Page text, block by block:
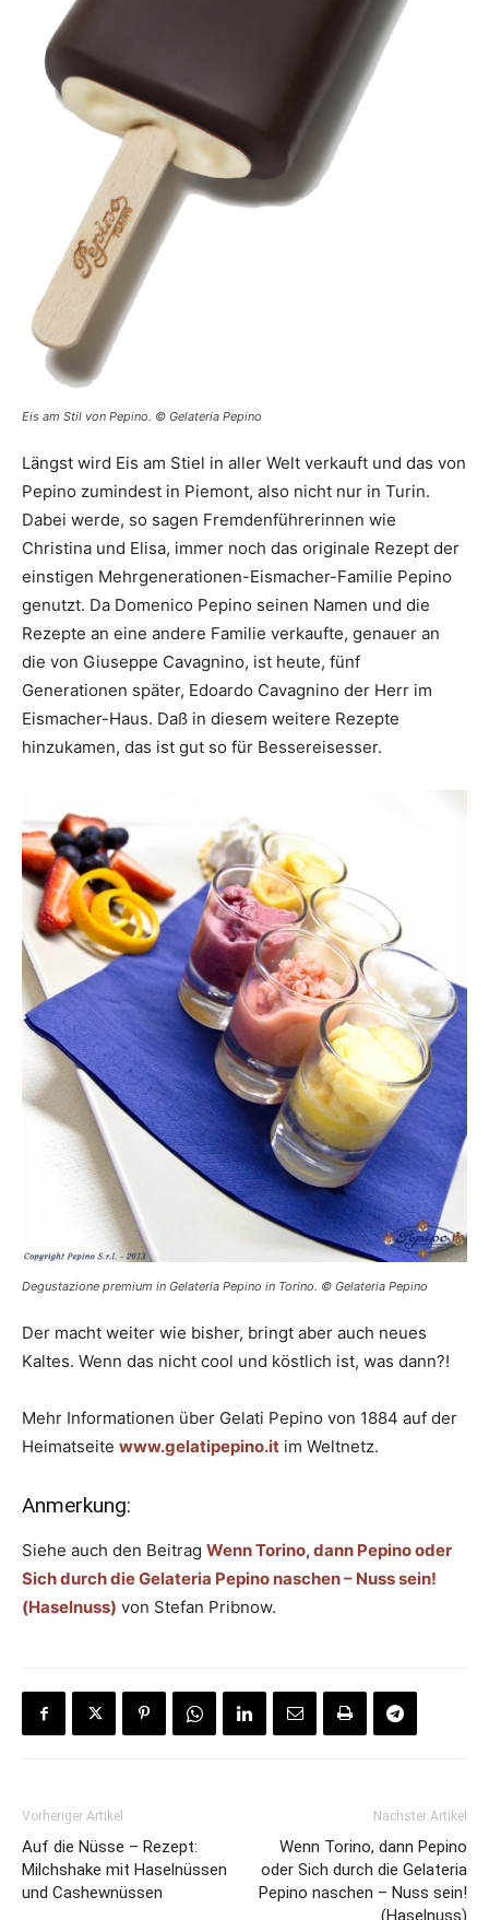
Eis am Stil von Pepino. © Gelateria Pepino
Längst wird Eis am Stiel in aller Welt verkauft und das von
Pepino zumindest in Piemont, also nicht nur in Turin.
Dabei werde, so sagen Fremdenführerinnen wie
Christina und Elisa, immer noch das originale Rezept der
einstigen Mehrgenerationen-Eismacher-Familie Pepino
genutzt. Da Domenico Pepino seinen Namen und die
Rezepte an eine andere Familie verkaufte, genauer an
die von Giuseppe Cavagnino, ist heute, fünf
Generationen später, Edoardo Cavagnino der Herr im
Eismacher-Haus. Daß in diesem weitere Rezepte
hinzukamen, das ist gut so für Bessereisesser.
Degustazione premium in Gelateria Pepino in Torino. © Gelateria Pepino
Der macht weiter wie bisher, bringt aber auch neues
Kaltes. Wenn das nicht cool und köstlich ist, was dann?!
Mehr Informationen über Gelati Pepino von 1884 auf der
Heimatseite www.gelatipepino.it im Weltnetz.
Anmerkung:
Siehe auch den Beitrag Wenn Torino, dann Pepino oder
Sich durch die Gelateria Pepino naschen – Nuss sein!
(Haselnuss) von Stefan Pribnow.
Vorheriger Artikel
Auf die Nüsse – Rezept:
Milchshake mit Haselnüssen
und Cashewnüssen
Nächster Artikel
Wenn Torino, dann Pepino
oder Sich durch die Gelateria
Pepino naschen – Nuss sein!
(Haselnuss)